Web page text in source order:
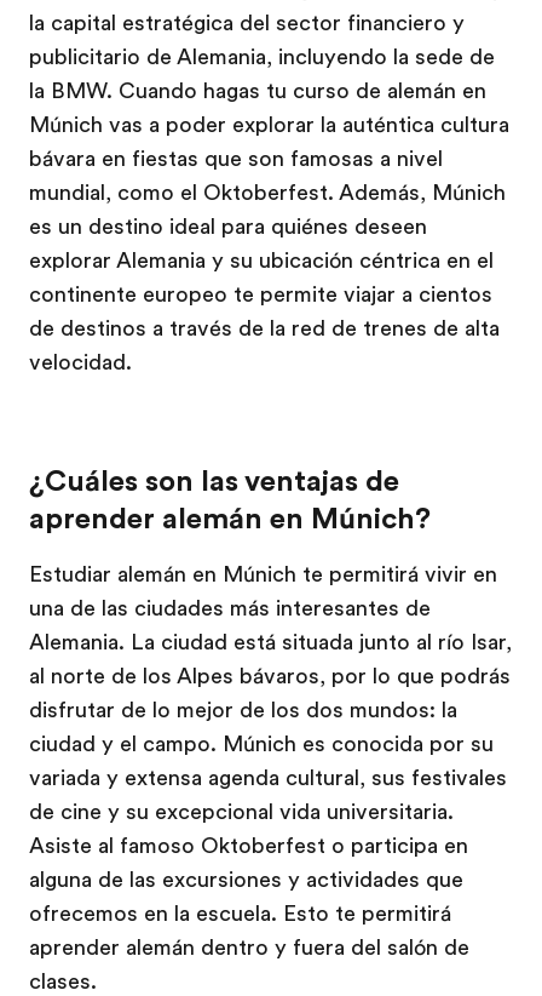
la capital estratégica del sector financiero y
publicitario de Alemania, incluyendo la sede de
la BMW. Cuando hagas tu curso de alemán en
Múnich vas a poder explorar la auténtica cultura
bávara en fiestas que son famosas a nivel
mundial, como el Oktoberfest. Además, Múnich
es un destino ideal para quiénes deseen
explorar Alemania y su ubicación céntrica en el
continente europeo te permite viajar a cientos
de destinos a través de la red de trenes de alta
velocidad.
¿Cuáles son las ventajas de
aprender alemán en Múnich?
Estudiar alemán en Múnich te permitirá vivir en
una de las ciudades más interesantes de
Alemania. La ciudad está situada junto al río Isar,
al norte de los Alpes bávaros, por lo que podrás
disfrutar de lo mejor de los dos mundos: la
ciudad y el campo. Múnich es conocida por su
variada y extensa agenda cultural, sus festivales
de cine y su excepcional vida universitaria.
Asiste al famoso Oktoberfest o participa en
alguna de las excursiones y actividades que
ofrecemos en la escuela. Esto te permitirá
aprender alemán dentro y fuera del salón de
clases.